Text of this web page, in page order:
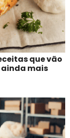
que vão
ainda mais